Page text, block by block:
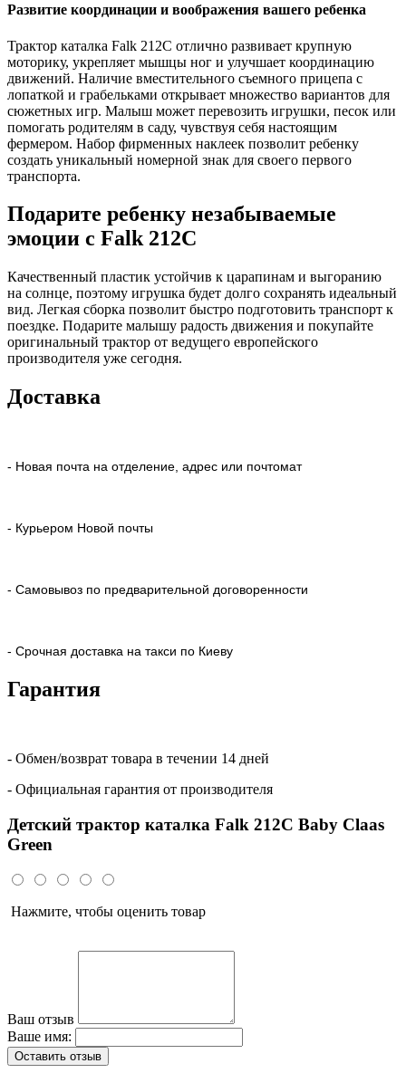
Развитие координации и воображения вашего ребенка
Трактор каталка Falk 212C отлично развивает крупную
моторику, укрепляет мышцы ног и улучшает координацию
движений. Наличие вместительного съемного прицепа с
лопаткой и грабельками открывает множество вариантов для
сюжетных игр. Малыш может перевозить игрушки, песок или
помогать родителям в саду, чувствуя себя настоящим
фермером. Набор фирменных наклеек позволит ребенку
создать уникальный номерной знак для своего первого
транспорта.
Подарите ребенку незабываемые
эмоции с Falk 212C
Качественный пластик устойчив к царапинам и выгоранию
на солнце, поэтому игрушка будет долго сохранять идеальный
вид. Легкая сборка позволит быстро подготовить транспорт к
поездке. Подарите малышу радость движения и покупайте
оригинальный трактор от ведущего европейского
производителя уже сегодня.
Доставка
- Новая почта на отделение, адрес или почтомат
- Курьером Новой почты
- Самовывоз по предварительной договоренности
- Срочная доставка на такси по Киеву
Гарантия
- Обмен/возврат товара в течении 14 дней
- Официальная гарантия от производителя
Детский трактор каталка Falk 212C Baby Claas
Green
Нажмите, чтобы оценить товар
Ваш отзыв
Ваше имя:
Оставить отзыв